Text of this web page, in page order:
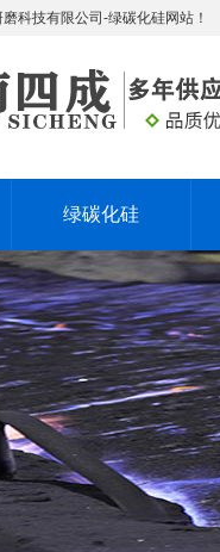
科技有限公司-绿碳化硅网站！
绿碳化硅